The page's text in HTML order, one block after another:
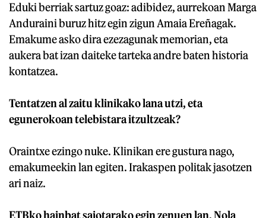
Eduki berriak sartuz goaz: adibidez, aurrekoan Marga
Anduraini buruz hitz egin zigun Amaia Ereñagak.
Emakume asko dira ezezagunak memorian, eta
aukera bat izan daiteke tarteka andre baten historia
kontatzea.
Tentatzen al zaitu klinikako lana utzi, eta
egunerokoan telebistara itzultzeak?
Oraintxe ezingo nuke. Klinikan ere gustura nago,
emakumeekin lan egiten. Irakaspen politak jasotzen
ari naiz.
ETBko hainbat saiotarako egin zenuen lan. Nola